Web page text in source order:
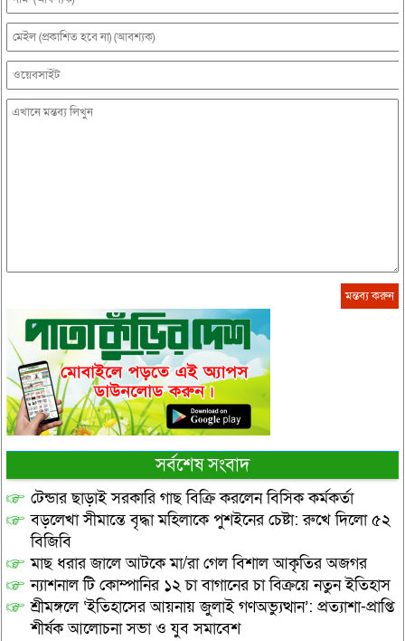
সর্বশেষ সংবাদ
টেন্ডার ছাড়াই সরকারি গাছ বিক্রি করলেন বিসিক কর্মকর্তা
বড়লেখা সীমান্তে বৃদ্ধা মহিলাকে পুশইনের চেষ্টা: রুখে দিলো ৫২
বিজিবি
মাছ ধরার জালে আটকে মা/রা গেল বিশাল আকৃতির অজগর
ন্যাশনাল টি কোম্পানির ১২ চা বাগানের চা বিক্রয়ে নতুন ইতিহাস
শ্রীমঙ্গলে ‘ইতিহাসের আয়নায় জুলাই গণঅভ্যুত্থান’: প্রত্যাশা-প্রাপ্তি
শীর্ষক আলোচনা সভা ও যুব সমাবেশ